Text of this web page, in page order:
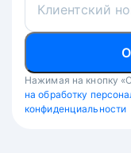
Клиентский
Нажимая на кнопку
на обработку
конфиденциальности